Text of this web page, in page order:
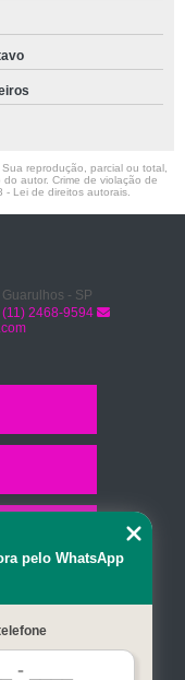
reprodução, parcial ou total,
autor. Crime de violação de
- Lei de direitos autorais
- SP
2468-9594
pelo WhatsApp